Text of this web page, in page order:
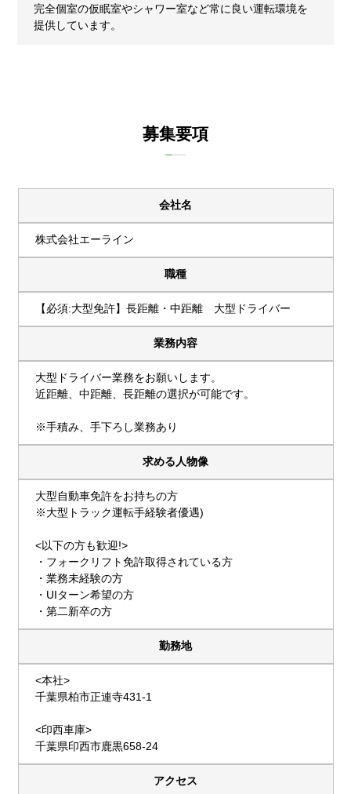
完全個室の仮眠室やシャワー室など常に良い運転環境を
提供しています。
募集要項
会社名
株式会社エーライン
職種
【必須:大型免許】長距離・中距離 大型ドライバー
業務内容
大型ドライバー業務をお願いします。
近距離、中距離、長距離の選択が可能です。
※手積み、手下ろし業務あり
求める人物像
大型自動車免許をお持ちの方
※大型トラック運転手経験者優遇)
<以下の方も歓迎!>
・フォークリフト免許取得されている方
・業務未経験の方
・UIターン希望の方
・第二新卒の方
勤務地
<本社>
千葉県柏市正連寺431-1
<印西車庫>
千葉県印西市鹿黒658-24
アクセス